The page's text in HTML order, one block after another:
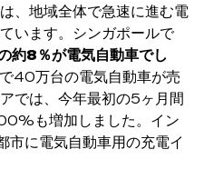
、地域全体で急速に進む電
います。シンガポールで
約8 ％が電気自動車でし
40万台の電気自動車が売
では、今年最初の5ヶ月間
も増加しました。イン
市に電気自動車用の充電イ